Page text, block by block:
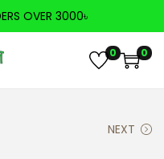
OVER 3000৳
0 0
NEXT